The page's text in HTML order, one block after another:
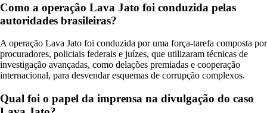
Como a operação Lava Jato foi conduzida pelas
autoridades brasileiras?
A operação Lava Jato foi conduzida por uma força-tarefa composta por
procuradores, policiais federais e juízes, que utilizaram técnicas de
investigação avançadas, como delações premiadas e cooperação
internacional, para desvendar esquemas de corrupção complexos.
Qual foi o papel da imprensa na divulgação do caso